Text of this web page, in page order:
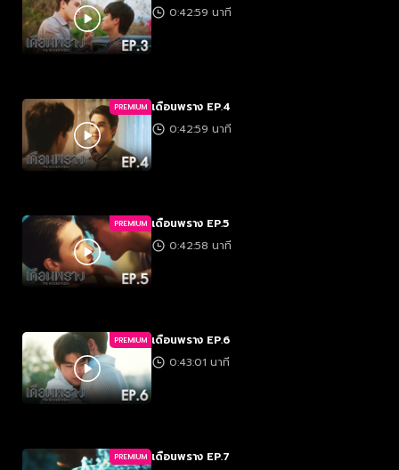
0:42:59 นาที
PREMIUM เดือนพราง EP.4
0:42:59 นาที
PREMIUM เดือนพราง EP.5
0:42:58 นาที
PREMIUM เดือนพราง EP.6
0:43:01 นาที
PREMIUM เดือนพราง EP.7